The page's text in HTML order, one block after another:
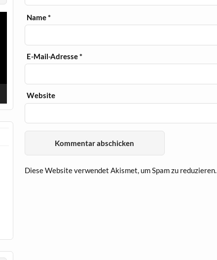
Name*
E-Mail-Adresse*
Website
Diese Website verwendet Akismet, um Spam zu reduzieren.